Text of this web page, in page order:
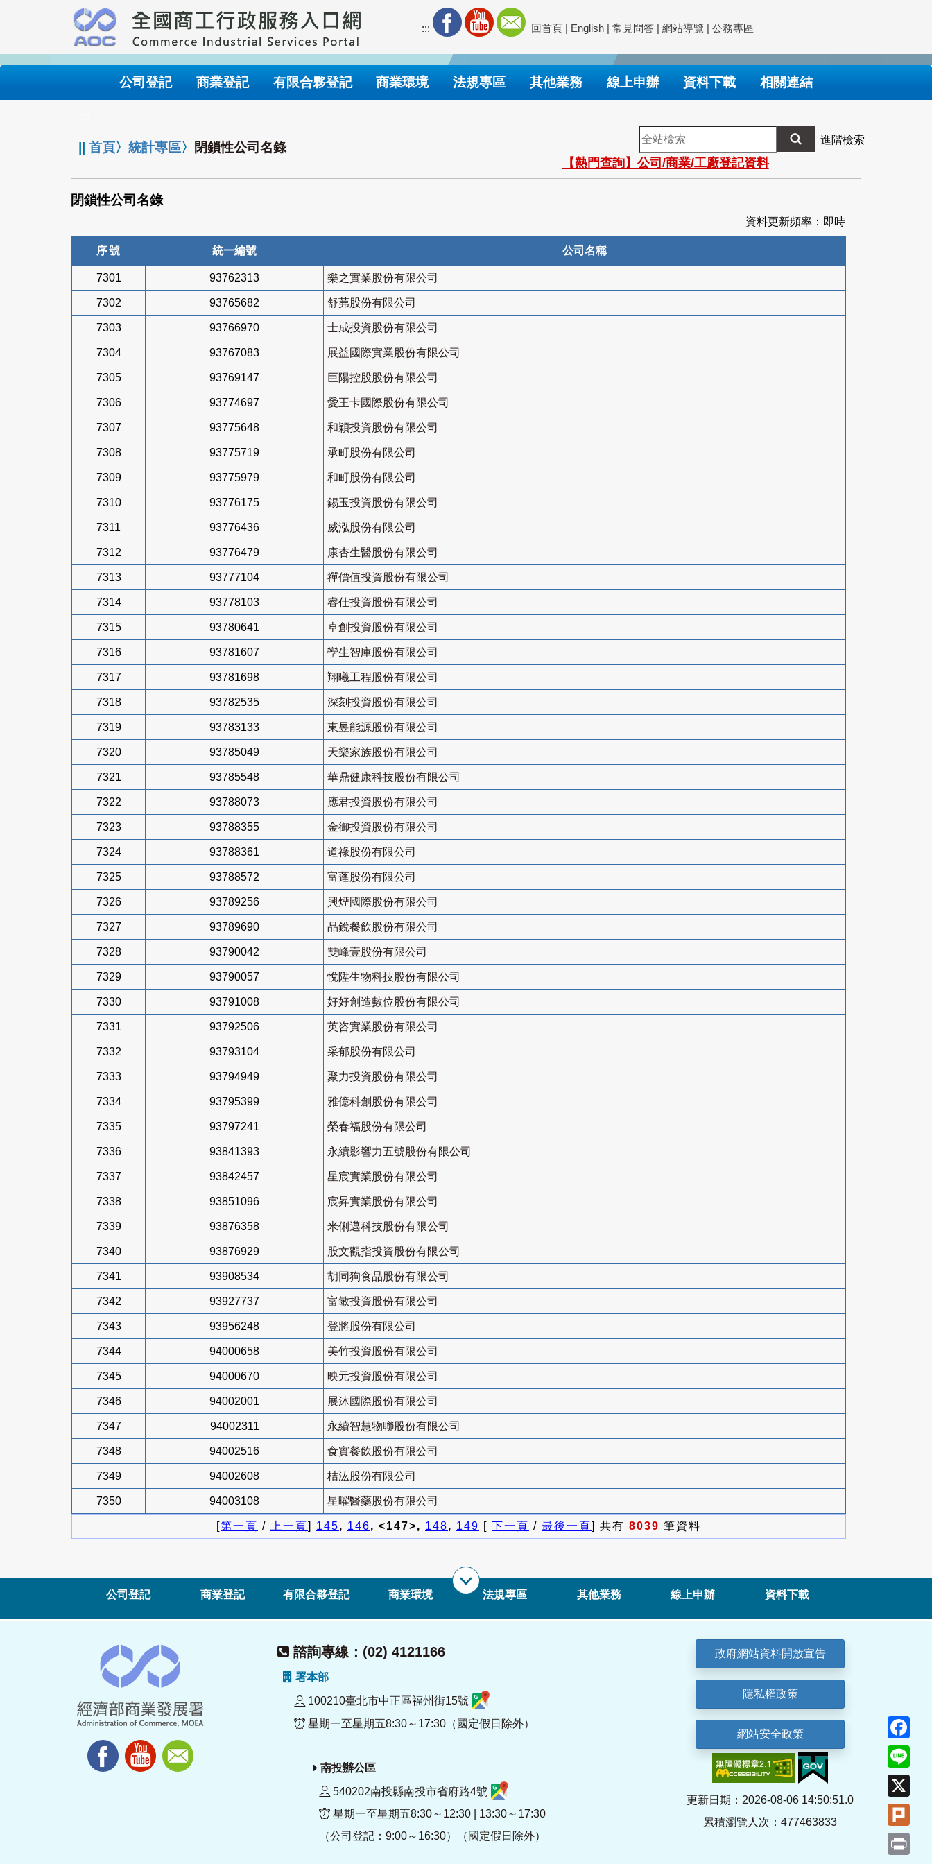
要
內
::: 回首頁 | English | 常見問答 | 網站導覽 | 公務專區
公司登記 商業登記 有限合夥登記 商業環境 法規專區 其他業務 線上申辦 資料下載 相關連結
||首頁〉統計專區〉 閉鎖性公司名錄
全
站
檢
索
進階檢索
【熱門查詢】公司/商業/工廠登記資料
閉鎖性公司名錄
資料更新頻率：即時
序號 統一編號 公司名稱
7301 93762313 樂之實業股份有限公司
7302 93765682 舒茀股份有限公司
7303 93766970 士成投資股份有限公司
7304 93767083 展益國際實業股份有限公司
7305 93769147 巨陽控股股份有限公司
7306 93774697 愛王卡國際股份有限公司
7307 93775648 和穎投資股份有限公司
7308 93775719 承町股份有限公司
7309 93775979 和町股份有限公司
7310 93776175 錫玉投資股份有限公司
7311 93776436 威泓股份有限公司
7312 93776479 康杏生醫股份有限公司
7313 93777104 禪價值投資股份有限公司
7314 93778103 睿仕投資股份有限公司
7315 93780641 卓創投資股份有限公司
7316 93781607 孿生智庫股份有限公司
7317 93781698 翔曦工程股份有限公司
7318 93782535 深刻投資股份有限公司
7319 93783133 東昱能源股份有限公司
7320 93785049 天樂家族股份有限公司
7321 93785548 華鼎健康科技股份有限公司
7322 93788073 應君投資股份有限公司
7323 93788355 金御投資股份有限公司
7324 93788361 道祿股份有限公司
7325 93788572 富蓬股份有限公司
7326 93789256 興煙國際股份有限公司
7327 93789690 品銳餐飲股份有限公司
7328 93790042 雙峰壹股份有限公司
7329 93790057 悅陞生物科技股份有限公司
7330 93791008 好好創造數位股份有限公司
7331 93792506 英咨實業股份有限公司
7332 93793104 采郁股份有限公司
7333 93794949 聚力投資股份有限公司
7334 93795399 雅億科創股份有限公司
7335 93797241 榮春福股份有限公司
7336 93841393 永續影響力五號股份有限公司
7337 93842457 星宸實業股份有限公司
7338 93851096 宸昇實業股份有限公司
7339 93876358 米俐邁科技股份有限公司
7340 93876929 股文觀指投資股份有限公司
7341 93908534 胡同狗食品股份有限公司
7342 93927737 富敏投資股份有限公司
7343 93956248 登將股份有限公司
7344 94000658 美竹投資股份有限公司
7345 94000670 映元投資股份有限公司
7346 94002001 展沐國際股份有限公司
7347 94002311 永續智慧物聯股份有限公司
7348 94002516 食實餐飲股份有限公司
7349 94002608 桔汯股份有限公司
7350 94003108 星曜醫藥股份有限公司
[第一頁 / 上一頁] 145, 146, <147>, 148, 149 [ 下一頁 / 最後一頁] 共有 8039 筆資料
公司登記 商業登記 有限合夥登記 商業環境 法規專區 其他業務 線上申辦 資料下載
諮詢專線：(02) 4121166
署本部
100210臺北市中正區福州街15號
星期一至星期五8:30～17:30（國定假日除外）
南投辦公區
540202南投縣南投市省府路4號
星期一至星期五8:30～12:30 | 13:30～17:30
（公司登記：9:00～16:30）（國定假日除外）
政府網站資料開放宣告
隱私權政策
網站安全政策
更新日期：2026-08-06 14:50:51.0
累積瀏覽人次：477463833